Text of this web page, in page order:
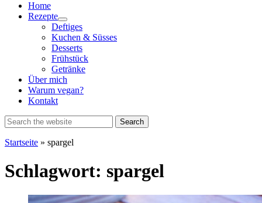
Home
Rezepte
Show
sub
menu
Deftiges
Kuchen & Süsses
Desserts
Frühstück
Getränke
Über mich
Warum vegan?
Kontakt
Startseite » spargel
Schlagwort: spargel